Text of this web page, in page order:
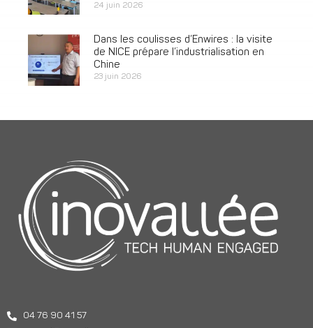
24 juin 2026
Dans les coulisses d’Enwires : la visite
de NICE prépare l’industrialisation en
Chine
23 juin 2026
04 76 90 41 57